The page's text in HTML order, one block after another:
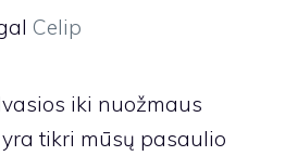
Celip
iki nuožmaus
tikri mūsų pasaulio